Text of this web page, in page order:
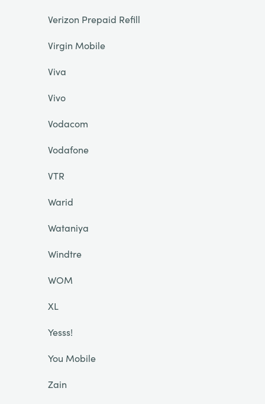
Verizon Prepaid Refill
Virgin Mobile
Viva
Vivo
Vodacom
Vodafone
VTR
Warid
Wataniya
Windtre
WOM
XL
Yesss!
You Mobile
Zain